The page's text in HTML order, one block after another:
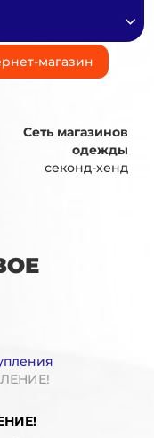
магазин
Сеть магазинов
одежды
секонд-хенд